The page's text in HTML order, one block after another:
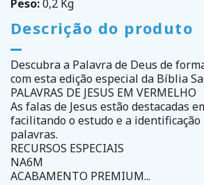
Peso:0,2 Kg
Descrição do produto
Descubra a Palavra de Deus de
com esta edição especial da Bíblia
PALAVRAS DE JESUS EM VERMELHO
As falas de Jesus estão destacadas
facilitando o estudo e a identificação
palavras.
RECURSOS ESPECIAIS
NA6M
ACABAMENTO PREMIUM...